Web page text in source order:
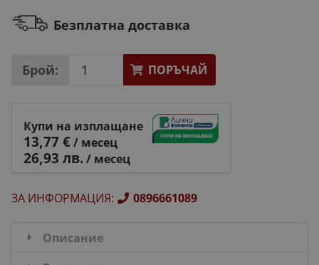
Безплатна доставка
Брой: ПОРЪЧАЙ
Купи на изплащане
13,77 €/ месец
26,93 лв./ месец
ЗА ИНФОРМАЦИЯ: 0896661089
Описание